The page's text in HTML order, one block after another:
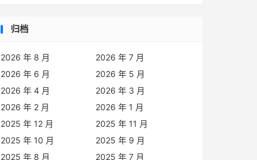
归档
2026 年 8 月
2026 年 7 月
2026 年 6 月
2026 年 5 月
2026 年 4 月
2026 年 3 月
2026 年 2 月
2026 年 1 月
2025 年 12 月
2025 年 11 月
2025 年 10 月
2025 年 9 月
2025 年 8 月
2025 年 7 月